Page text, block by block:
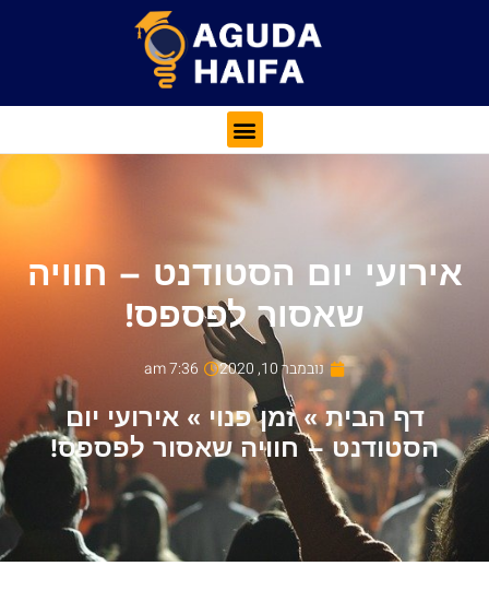
אירועי יום הסטודנט – חוויה
שאסור לפספס!
נובמבר 10, 2020 7:36 am
דף הבית»זמן פנוי »אירועי יום
הסטודנט – חוויה שאסור לפספס!